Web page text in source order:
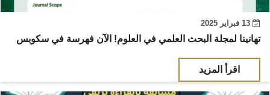
تهانينا لمجلة البحث العلمي في العلوم! الآن فهرسة في سكوبس
اقرأ المزيد